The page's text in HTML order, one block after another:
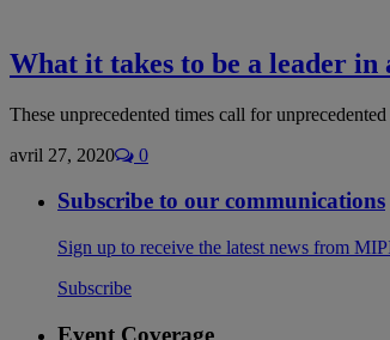
What it takes to be a leader in
These unprecedented times call for
avril 27, 2020
0
Subscribe to our communications
Sign up to receive the latest news from
Subscribe
Event Coverage